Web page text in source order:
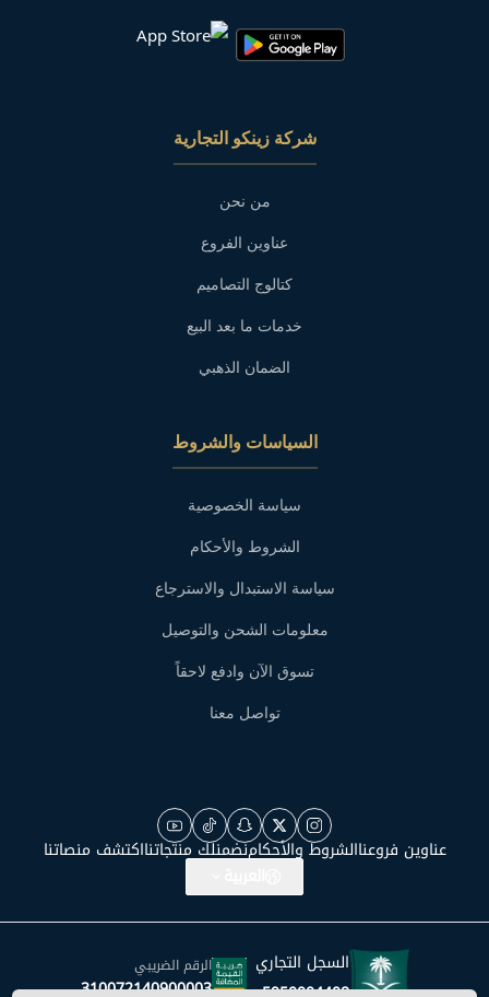
شركة زينكو التجارية
من نحن
عناوين الفروع
كتالوج التصاميم
خدمات ما بعد البيع
الضمان الذهبي
السياسات والشروط
سياسة الخصوصية
الشروط والأحكام
سياسة الاستبدال والاسترجاع
معلومات الشحن والتوصيل
تسوق الآن وادفع لاحقاً
تواصل معنا
عناوين فروعناالشروط والأحكامنضمنلك منتجاتنااكتشف منصاتنا
السجل التجاري
الرقم الضريبي
310072140900003